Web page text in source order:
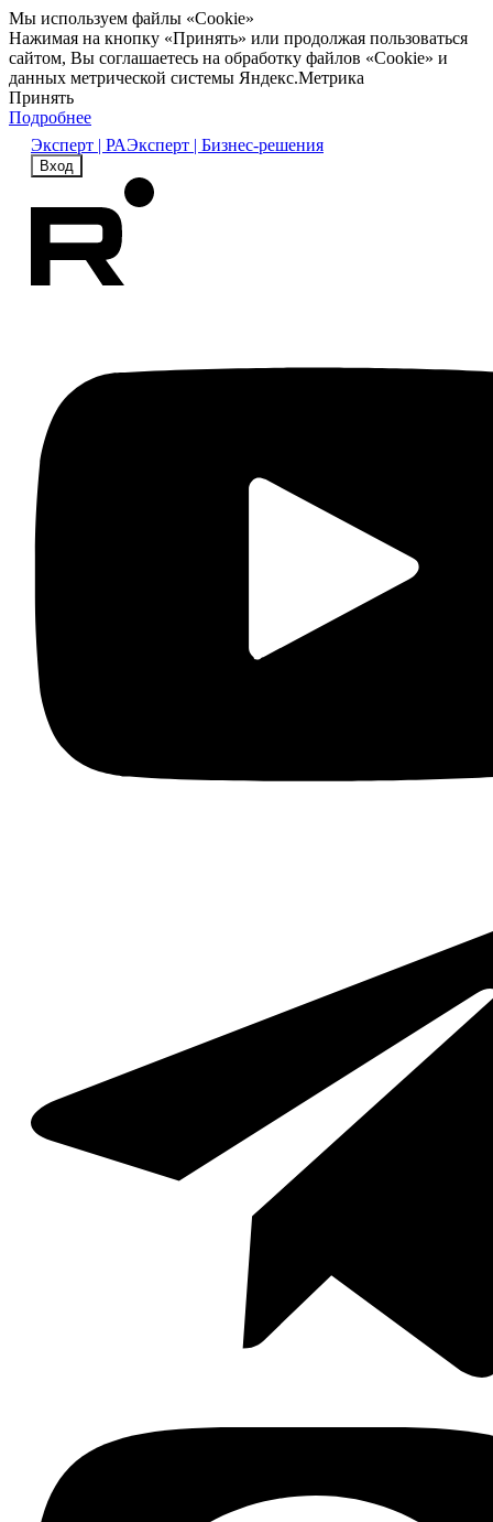
Мы используем файлы «Cookie»
Нажимая на кнопку «Принять» или продолжая пользоваться
сайтом, Вы соглашаетесь на обработку файлов «Cookie» и
данных метрической системы Яндекс.Метрика
Принять
Подробнее
Эксперт | РАЭксперт | Бизнес-решения
Вход